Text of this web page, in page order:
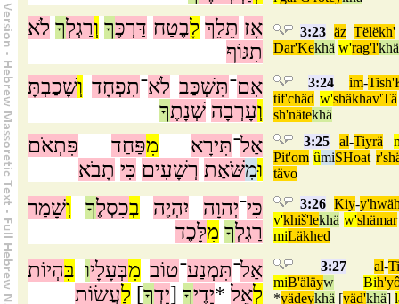
אָז תֵּלֵךְ לָבֶטַח דַּרְכֶּךָ וְרַגְלְךָ לֹא
תִגּוֹף
3:23 äz Tëlëkh'
Dar'Kekhä w'rag'l'khä
אִם־תִּשְׁכַּב לֹא־תִפְחָד וְשָׁכַבְתָּ
וְעָרְבָה שְׁנָתֶךָ
3:24 im-
tif'chäd w'shäkhav'Tä
sh'nätekhä
אַל־תִּירָא מִפַּחַד
פִּתְאֹם
וּמִשֹּׁאַת רְשָׁעִים כִּי תָבֹא
3:25 al-Tiyrä
Pit'om ûmiSHoat
tävo
כִּי־יְהוָה יִהְיֶה בְכִסְלֶךָ וְשָׁמַר
רַגְלְךָ מִלָּכֶד
3:26 Kiy-
v'khiš'lekhä w'shämar
miLäkhed
אַל־תִּמְנַע־טוֹב מִבְּעָלָיו בִּהְיוֹת
לְאֵל *יָדֶיךָ [יָדְךָ] לַעֲשׂוֹת
3:27 al-
miB'äläyw Bi
*yädeykhä [yäd'khä]